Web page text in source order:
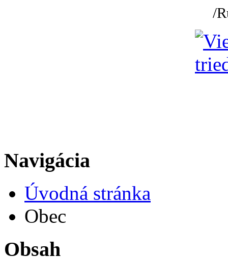
/
Navigácia
Úvodná stránka
Obec
Obsah